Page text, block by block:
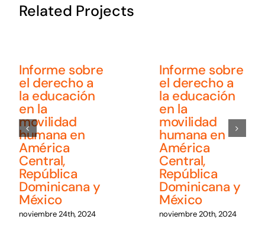
Related Projects
Informe sobre
el derecho a
la educación
en la
movilidad
humana en
América
Central,
República
Dominicana y
México
noviembre 24th, 2024
Informe sobre
el derecho a
la educación
en la
movilidad
humana en
América
Central,
República
Dominicana y
México
noviembre 20th, 2024